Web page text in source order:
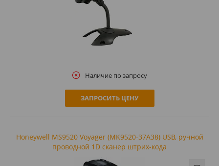
Наличие по запросу
ЗАПРОСИТЬ ЦЕНУ
Honeywell MS9520 Voyager (MK9520-37A38) USB, ручной
проводной 1D сканер штрих-кода